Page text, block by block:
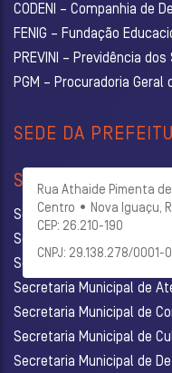
CODENI – Companhia de
FENIG – Fundação
PREVINI – Previdência
PGM – Procuradoria Geral
SEDE DA
Rua Athaide Pimenta
Centro • Nova Iguaçu,
CEP: 26.210-190
CNPJ: 29.138.278/0001-
SECRETARIAS
Secretaria Municipal de
Secretaria Municipal de
Secretaria Municipal de
Secretaria Municipal de
Secretaria Municipal de
Secretaria Municipal de
Secretaria Municipal de